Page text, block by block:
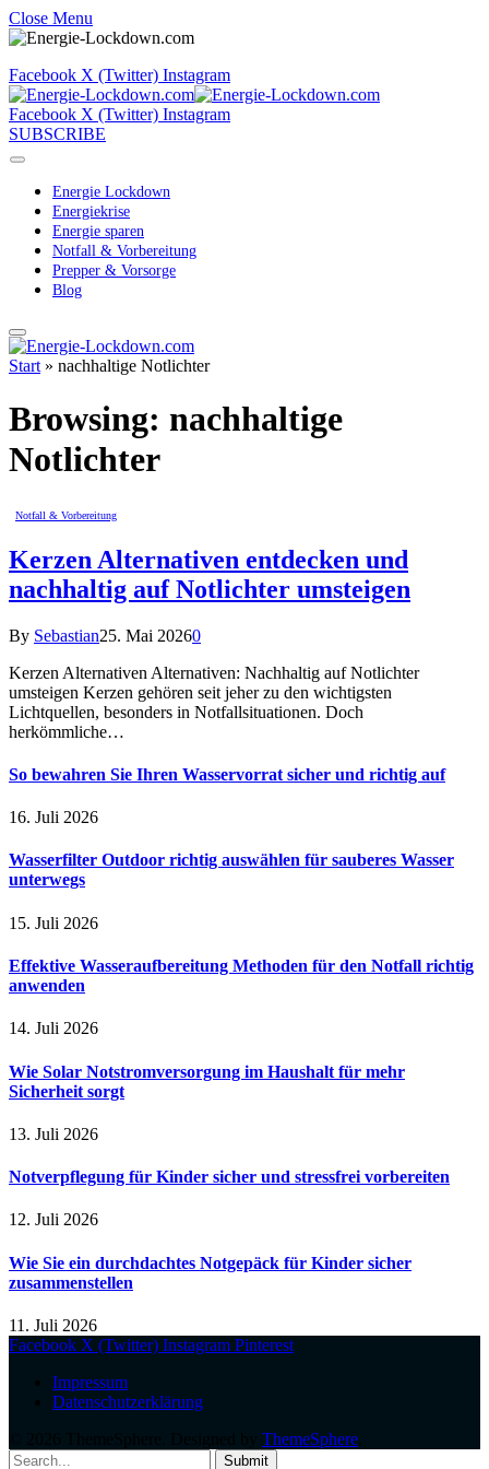
Close Menu
Facebook X (Twitter) Instagram
Facebook X (Twitter) Instagram
SUBSCRIBE
Energie Lockdown
Energiekrise
Energie sparen
Notfall & Vorbereitung
Prepper & Vorsorge
Blog
Start » nachhaltige Notlichter
Browsing: nachhaltige
Notlichter
Notfall & Vorbereitung
Kerzen Alternativen entdecken und
nachhaltig auf Notlichter umsteigen
By Sebastian25. Mai 20260
Kerzen Alternativen Alternativen: Nachhaltig auf Notlichter
umsteigen Kerzen gehören seit jeher zu den wichtigsten
Lichtquellen, besonders in Notfallsituationen. Doch
herkömmliche…
So bewahren Sie Ihren Wasservorrat sicher und richtig auf
16. Juli 2026
Wasserfilter Outdoor richtig auswählen für sauberes Wasser
unterwegs
15. Juli 2026
Effektive Wasseraufbereitung Methoden für den Notfall richtig
anwenden
14. Juli 2026
Wie Solar Notstromversorgung im Haushalt für mehr
Sicherheit sorgt
13. Juli 2026
Notverpflegung für Kinder sicher und stressfrei vorbereiten
12. Juli 2026
Wie Sie ein durchdachtes Notgepäck für Kinder sicher
zusammenstellen
11. Juli 2026
Facebook X (Twitter) Instagram Pinterest
Impressum
Datenschutzerklärung
ThemeSphere
Submit